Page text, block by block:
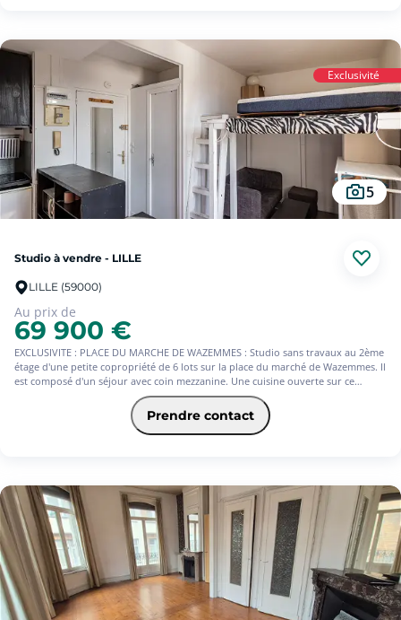
Charges annuelles de 588.
Les informations sur les risques auxquels ce bien est exposé sont disponibles
sur le site Géorisques : www. georisques.gouv.fr'.
Exclusivité
5
Studio à vendre - LILLE
LILLE (59000)
Au prix de
69 900 €
EXCLUSIVITE : PLACE DU MARCHE DE WAZEMMES : Studio sans travaux au 2ème
étage d'une petite copropriété de 6 lots sur la place du marché de Wazemmes. Il
est composé d'un séjour avec coin mezzanine. Une cuisine ouverte sur ce
dernier et une salle de bain.
Orienté Ouest, sans vis à vis.
Vendu libre, idéal pour un 1er investissement locatif ou pour étudiant à
proximité des grandes écoles de Vauban, du métro des de toutes les
Les informations sur les risques auxquels ce bien est exposé sont disponibles
sur le site Géorisques : www. georisques.gouv.fr.
Prendre contact